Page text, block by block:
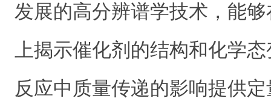
发展的高分辨谱学技术，能
上揭示催化剂的结构和化学
反应中质量传递的影响提供